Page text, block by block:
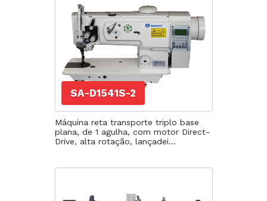
SA-D1541S-2
Máquina reta transporte triplo base
plana, de 1 agulha, com motor Direct-
Drive, alta rotação, lançadei...